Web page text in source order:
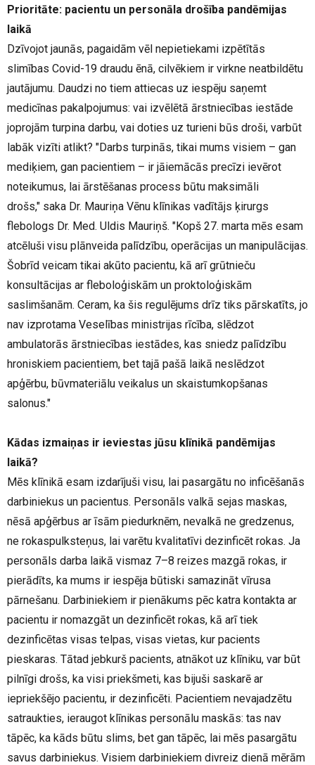
Prioritāte: pacientu un personāla drošība pandēmijas
laikā
Dzīvojot jaunās, pagaidām vēl nepietiekami izpētītās
slimības Covid-19 draudu ēnā, cilvēkiem ir virkne neatbildētu
jautājumu. Daudzi no tiem attiecas uz iespēju saņemt
medicīnas pakalpojumus: vai izvēlētā ārstniecības iestāde
joprojām turpina darbu, vai doties uz turieni būs droši, varbūt
labāk vizīti atlikt? "Darbs turpinās, tikai mums visiem – gan
mediķiem, gan pacientiem – ir jāiemācās precīzi ievērot
noteikumus, lai ārstēšanas process būtu maksimāli
drošs," saka Dr. Mauriņa Vēnu klīnikas vadītājs ķirurgs
flebologs Dr. Med. Uldis Mauriņš. "Kopš 27. marta mēs esam
atcēluši visu plānveida palīdzību, operācijas un manipulācijas.
Šobrīd veicam tikai akūto pacientu, kā arī grūtnieču
konsultācijas ar fleboloģiskām un proktoloģiskām
saslimšanām. Ceram, ka šis regulējums drīz tiks pārskatīts, jo
nav izprotama Veselības ministrijas rīcība, slēdzot
ambulatorās ārstniecības iestādes, kas sniedz palīdzību
hroniskiem pacientiem, bet tajā pašā laikā neslēdzot
apģērbu, būvmateriālu veikalus un skaistumkopšanas
salonus."
Kādas izmaiņas ir ieviestas jūsu klīnikā pandēmijas
laikā?
Mēs klīnikā esam izdarījuši visu, lai pasargātu no inficēšanās
darbiniekus un pacientus. Personāls valkā sejas maskas,
nēsā apģērbus ar īsām piedurknēm, nevalkā ne gredzenus,
ne rokaspulksteņus, lai varētu kvalitatīvi dezinficēt rokas. Ja
personāls darba laikā vismaz 7–8 reizes mazgā rokas, ir
pierādīts, ka mums ir iespēja būtiski samazināt vīrusa
pārnešanu. Darbiniekiem ir pienākums pēc katra kontakta ar
pacientu ir nomazgāt un dezinficēt rokas, kā arī tiek
dezinficētas visas telpas, visas vietas, kur pacients
pieskaras. Tātad jebkurš pacients, atnākot uz klīniku, var būt
pilnīgi drošs, ka visi priekšmeti, kas bijuši saskarē ar
iepriekšējo pacientu, ir dezinficēti. Pacientiem nevajadzētu
satraukties, ieraugot klīnikas personālu maskās: tas nav
tāpēc, ka kāds būtu slims, bet gan tāpēc, lai mēs pasargātu
savus darbiniekus. Visiem darbiniekiem divreiz dienā mērām